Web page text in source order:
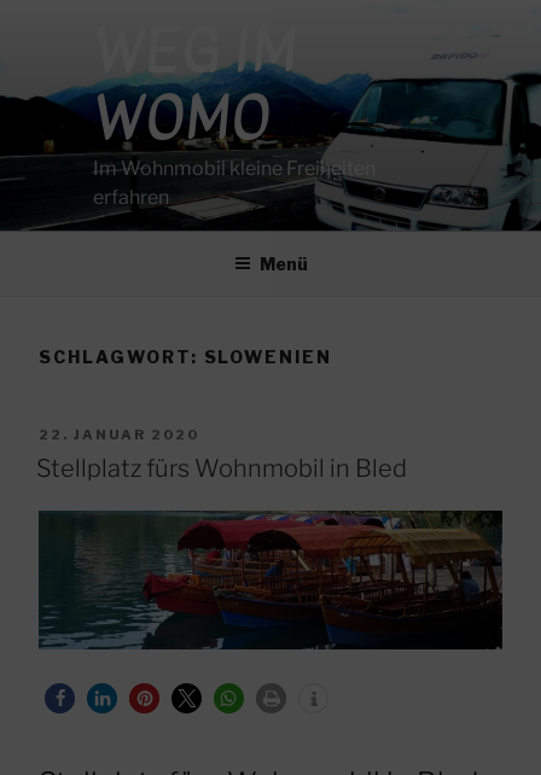
WEG IM
WOMO
Im Wohnmobil kleine Freiheiten
erfahren
Menü
SCHLAGWORT: SLOWENIEN
VERÖFFENTLICHT
AM
22. JANUAR 2020
Stellplatz fürs Wohnmobil in Bled